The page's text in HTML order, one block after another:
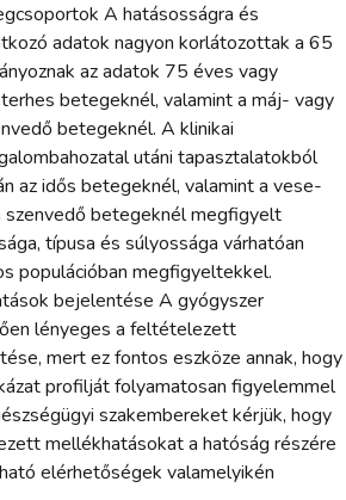
A hatásosságra és
adatok nagyon korlátozottak a 65
az adatok 75 éves vagy
betegeknél, valamint a máj- vagy
betegeknél. A klinikai
utáni tapasztalatokból
az idős betegeknél, valamint a vese-
szenvedő betegeknél megfigyelt
típusa és súlyossága várhatóan
populációban megfigyeltekkel.
bejelentése A gyógyszer
lényeges a feltételezett
mert ez fontos eszköze annak, hogy
profilját folyamatosan figyelemmel
szakembereket kérjük, hogy
mellékhatásokat a hatóság részére
elérhetőségek valamelyikén